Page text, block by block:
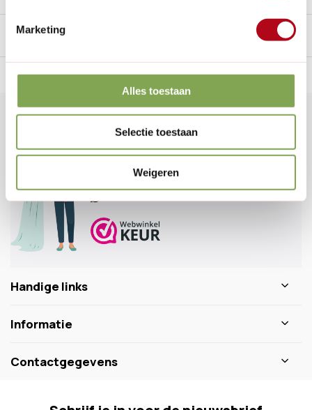
Marketing
Alles toestaan
Selectie toestaan
Weigeren
Nederland.* 14dagen bedenktijd Al28 jaarde tuinspecialist
Veelgestelde vragen
info@dewiltfang.nl
Handige links
Informatie
Contactgegevens